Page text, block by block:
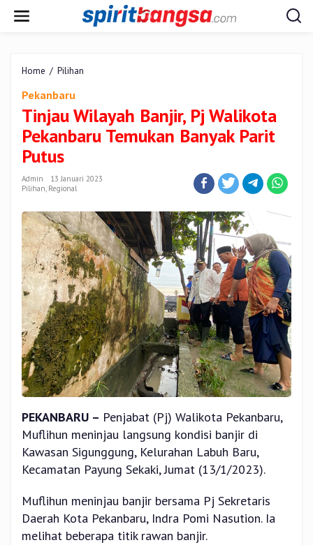
Home / Pilihan
Pj
Walikota
Pekanbaru
Parit
Pekanbaru
Tinjau Wilayah Banjir, Pj Walikota
Pekanbaru Temukan Banyak Parit
Putus
Admin
13 Januari 2023
Pilihan, Regional
PEKANBARU – Penjabat (Pj) Walikota Pekanbaru,
Muflihun meninjau langsung kondisi banjir di
Kawasan Sigunggung, Kelurahan Labuh Baru,
Kecamatan Payung Sekaki, Jumat (13/1/2023).
Muflihun meninjau banjir bersama Pj Sekretaris
Daerah Kota Pekanbaru, Indra Pomi Nasution. Ia
melihat beberapa titik rawan banjir.